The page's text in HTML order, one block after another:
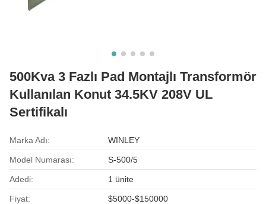
500Kva 3 Fazlı Pad Montajlı Transformör
Kullanılan Konut 34.5KV 208V UL
Sertifikalı
Marka Adı: WINLEY
Model Numarası: S-500/5
Adedi: 1 ünite
Fiyat: $5000-$150000